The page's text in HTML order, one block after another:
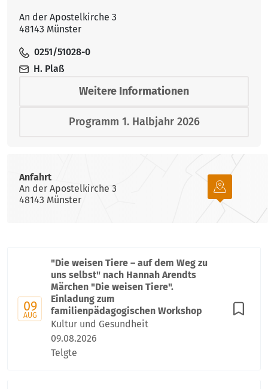
An der Apostelkirche 3
48143 Münster
0251/51028-0
H. Plaß
Weitere Informationen
Programm 1. Halbjahr 2026
Anfahrt
An der Apostelkirche 3
48143 Münster
09
AUG
"Die weisen Tiere – auf dem Weg zu
uns selbst" nach Hannah Arendts
Märchen "Die weisen Tiere".
Einladung zum
familienpädagogischen Workshop
Kultur und Gesundheit
09.08.2026
Telgte